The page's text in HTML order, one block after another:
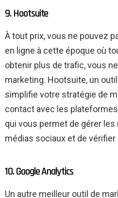
9. Hootsuite
À tout prix, vous ne pouvez
en ligne à cette époque où
obtenir plus de trafic, vous
marketing. Hootsuite, un
simplifie votre stratégie de
contact avec les
qui vous permet de gérer
médias sociaux et de
10. Google Analytics
Un autre meilleur outil de